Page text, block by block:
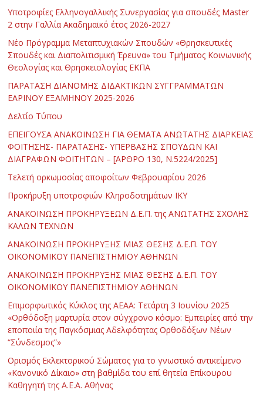
Υποτροφίες Ελληνογαλλικής Συνεργασίας για σπουδές Master
2 στην Γαλλία Ακαδημαϊκό έτος 2026-2027
Νέο Πρόγραμμα Μεταπτυχιακών Σπουδών «Θρησκευτικές
Σπουδές και Διαπολιτισμική Έρευνα» του Τμήματος Κοινωνικής
Θεολογίας και Θρησκειολογίας ΕΚΠΑ
ΠΑΡΑΤΑΣΗ ΔΙΑΝΟΜΗΣ ΔΙΔΑΚΤΙΚΩΝ ΣΥΓΓΡΑΜΜΑΤΩΝ
ΕΑΡΙΝΟΥ ΕΞΑΜΗΝΟΥ 2025-2026
Δελτίο Τύπου
ΕΠΕΙΓΟΥΣΑ ΑΝΑΚΟΙΝΩΣΗ ΓΙΑ ΘΕΜΑΤΑ ΑΝΩΤΑΤΗΣ ΔΙΑΡΚΕΙΑΣ
ΦΟΙΤΗΣΗΣ- ΠΑΡΑΤΑΣΗΣ- ΥΠΕΡΒΑΣΗΣ ΣΠΟΥΔΩΝ ΚΑΙ
ΔΙΑΓΡΑΦΩΝ ΦΟΙΤΗΤΩΝ – [ΑΡΘΡΟ 130, Ν.5224/2025]
Τελετή ορκωμοσίας αποφοίτων Φεβρουαρίου 2026
Προκήρυξη υποτροφιών Κληροδοτημάτων ΙΚΥ
ΑΝΑΚΟΙΝΩΣΗ ΠΡΟΚΗΡΥΞΕΩΝ Δ.Ε.Π. της ΑΝΩΤΑΤΗΣ ΣΧΟΛΗΣ
ΚΑΛΩΝ ΤΕΧΝΩΝ
ΑΝΑΚΟΙΝΩΣΗ ΠΡΟΚΗΡΥΞΗΣ ΜΙΑΣ ΘΕΣΗΣ Δ.Ε.Π. ΤΟΥ
ΟΙΚΟΝΟΜΙΚΟΥ ΠΑΝΕΠΙΣΤΗΜΙΟΥ ΑΘΗΝΩΝ
ΑΝΑΚΟΙΝΩΣΗ ΠΡΟΚΗΡΥΞΗΣ ΜΙΑΣ ΘΕΣΗΣ Δ.Ε.Π. ΤΟΥ
ΟΙΚΟΝΟΜΙΚΟΥ ΠΑΝΕΠΙΣΤΗΜΙΟΥ ΑΘΗΝΩΝ
Επιμορφωτικός Κύκλος της ΑΕΑΑ: Τετάρτη 3 Ιουνίου 2025
«Ορθόδοξη μαρτυρία στον σύγχρονο κόσμο: Εμπειρίες από την
εποποιία της Παγκόσμιας Αδελφότητας Ορθοδόξων Νέων
“Σύνδεσμος”»
Ορισμός Εκλεκτορικού Σώματος για το γνωστικό αντικείμενο
«Κανονικό Δίκαιο» στη βαθμίδα του επί θητεία Επίκουρου
Καθηγητή της Α.Ε.Α. Αθήνας